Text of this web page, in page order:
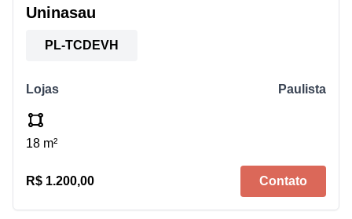
Uninasau
PL-TCDEVH
Lojas Paulista
18 m²
R$ 1.200,00 Contato